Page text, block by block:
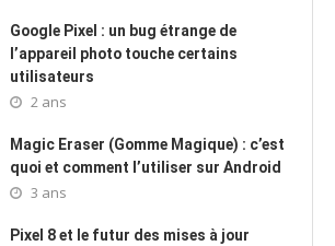
Google Pixel : un bug étrange de
l’appareil photo touche certains
utilisateurs
2 ans
Magic Eraser (Gomme Magique) : c’est
quoi et comment l’utiliser sur Android
3 ans
Pixel 8 et le futur des mises à jour